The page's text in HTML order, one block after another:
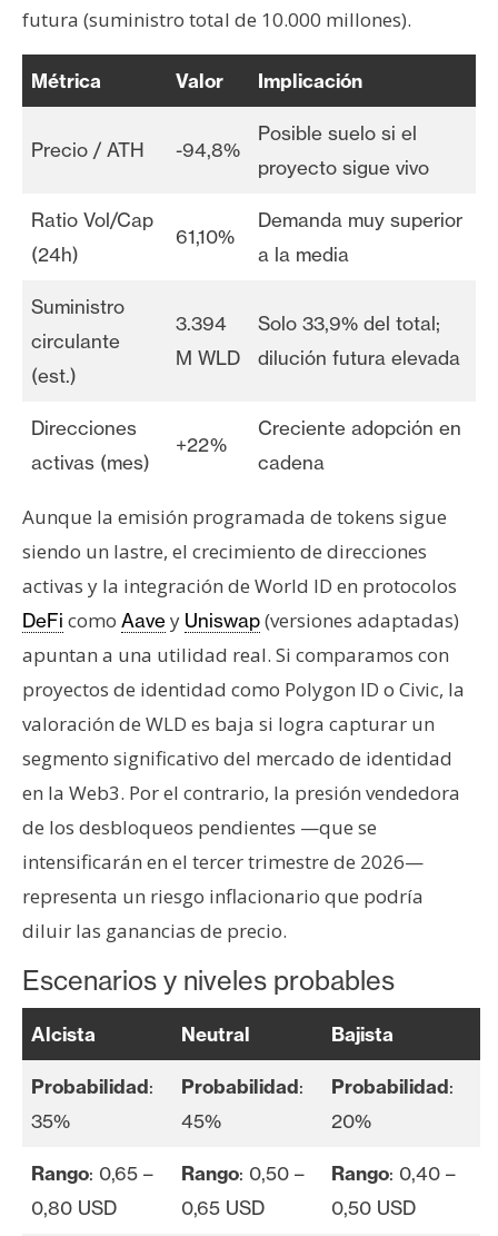
futura (suministro total de 10.000 millones).
Métrica Valor Implicación
Precio / ATH -94,8%
Posible suelo si el
proyecto sigue vivo
Ratio Vol/Cap
(24h)
61,10%
Demanda muy superior
a la media
Suministro
circulante
(est.)
3.394
M WLD
Solo 33,9% del total;
dilución futura elevada
Direcciones
activas (mes)
+22%
Creciente adopción en
cadena
Aunque la emisión programada de tokens sigue
siendo un lastre, el crecimiento de direcciones
activas y la integración de World ID en protocolos
DeFi como Aavey Uniswap(versiones adaptadas)
apuntan a una utilidad real. Si comparamos con
proyectos de identidad como Polygon ID o Civic, la
valoración de WLD es baja si logra capturar un
segmento significativo del mercado de identidad
en la Web3. Por el contrario, la presión vendedora
de los desbloqueos pendientes —que se
intensificarán en el tercer trimestre de 2026—
representa un riesgo inflacionario que podría
diluir las ganancias de precio.
Escenarios y niveles probables
Alcista Neutral Bajista
Probabilidad:
35%
Probabilidad:
45%
Probabilidad:
20%
Rango: 0,65 –
0,80 USD
Rango: 0,50 –
0,65 USD
Rango: 0,40 –
0,50 USD